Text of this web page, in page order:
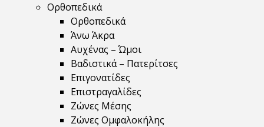
Ορθοπεδικά
Ορθοπεδικά
Άνω Άκρα
Αυχένας – Ώμοι
Βαδιστικά – Πατερίτσες
Επιγονατίδες
Επιστραγαλίδες
Ζώνες Μέσης
Ζώνες Ομφαλοκήλης